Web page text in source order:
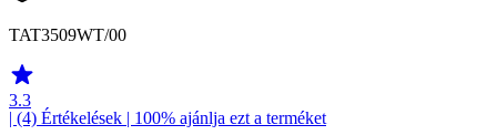
TAT3509WT/00
3.3
| (4) Értékelések | 100% ajánlja ezt a terméket